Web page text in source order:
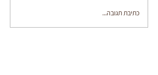
כתיבת תגובה...